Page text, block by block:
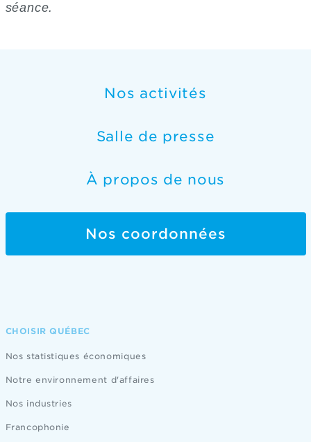
séance.
Nos activités
Salle de presse
À propos de nous
Nos coordonnées
CHOISIR QUÉBEC
Nos statistiques économiques
Notre environnement d'affaires
Nos industries
Francophonie